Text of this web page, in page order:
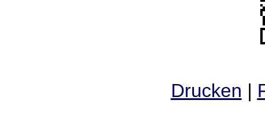
Drucken |